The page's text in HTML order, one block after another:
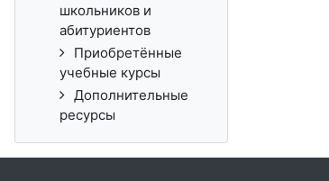
школьников и
абитуриентов
Приобретённые
учебные курсы
Дополнительные
ресурсы